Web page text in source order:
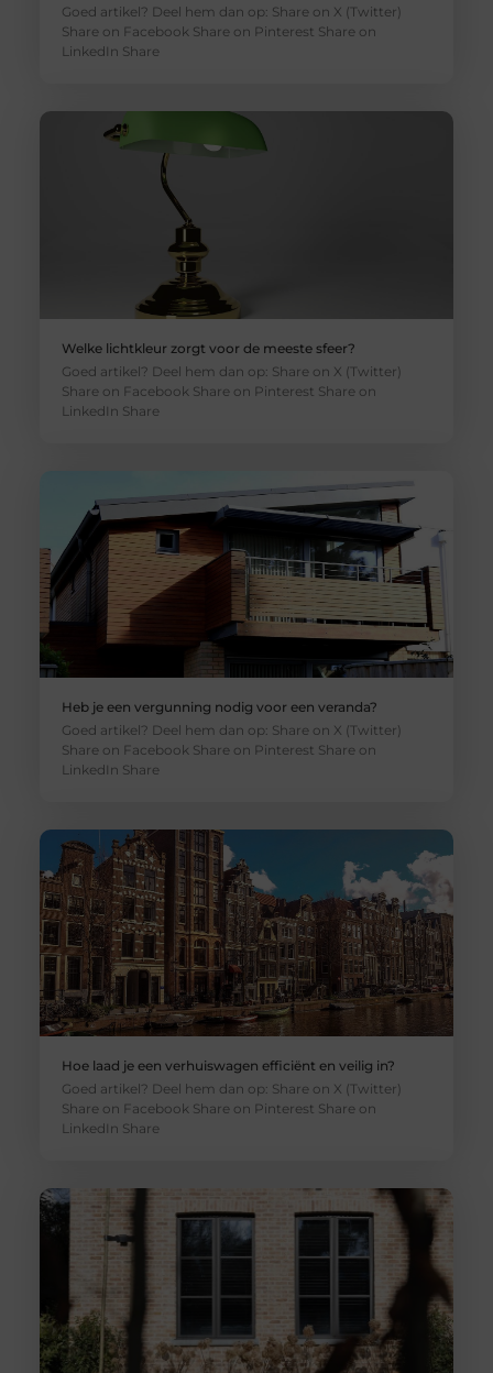
Goed artikel? Deel hem dan op: Share on X (Twitter)
Share on Facebook Share on Pinterest Share on
LinkedIn Share
Welke lichtkleur zorgt voor de meeste sfeer?
Goed artikel? Deel hem dan op: Share on X (Twitter)
Share on Facebook Share on Pinterest Share on
LinkedIn Share
Heb je een vergunning nodig voor een veranda?
Goed artikel? Deel hem dan op: Share on X (Twitter)
Share on Facebook Share on Pinterest Share on
LinkedIn Share
Hoe laad je een verhuiswagen efficiënt en veilig in?
Goed artikel? Deel hem dan op: Share on X (Twitter)
Share on Facebook Share on Pinterest Share on
LinkedIn Share